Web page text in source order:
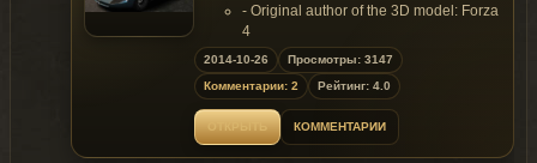
- Original author of the 3D model: Forza
4
- Converted & Edited by Mr. Poher
Features of model:
- Quality highly detailed model;
- SupportPaintjob;
- Body [CLR:1] interior [CLR:2] wheel
2014-10-26
Просмотры: 3147
Комментарии: 2
Рейтинг: 4.0
КОММЕНТАРИИ